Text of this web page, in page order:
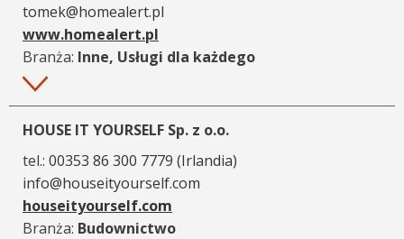
tomek@homealert.pl
www.homealert.pl
Branża: Inne, Usługi dla każdego
Więcej
HOUSE IT YOURSELF Sp. z o.o.
tel.: 00353 86 300 7779 (Irlandia)
info@houseityourself.com
houseityourself.com
Branża: Budownictwo